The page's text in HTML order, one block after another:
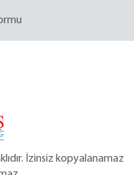
İzinsiz kopyalanamaz